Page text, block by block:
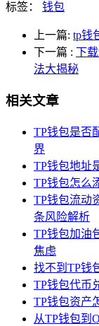
标签： 钱包
上一篇: tp钱
下一篇 : 下
法大揭秘
相关文章
TP钱包是否
界
TP钱包地址
TP钱包怎么
TP钱包流动
条风险解析
TP钱包加油
焦虑
找不到TP钱
TP钱包代币
TP钱包资产
从TP钱包到